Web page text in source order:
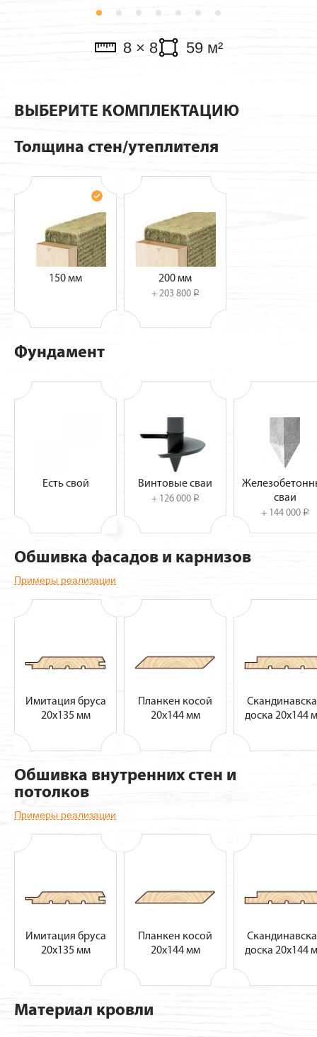
8 × 8 59 м²
ВЫБЕРИТЕ КОМПЛЕКТАЦИЮ
Толщина стен/утеплителя
150 мм 200 мм
+ 203 800 i
Фундамент
Есть свой Винтовые сваи
+ 126 000 i
сваи
+ 144 000 i
Обшивка фасадов и карнизов
Примеры реализации
Имитация бруса
20х135 мм
Планкен косой
20х144 мм
доска 20х144
Обшивка внутренних стен и
потолков
Примеры реализации
Имитация бруса
20х135 мм
Планкен косой
20х144 мм
доска 20х144
Материал кровли